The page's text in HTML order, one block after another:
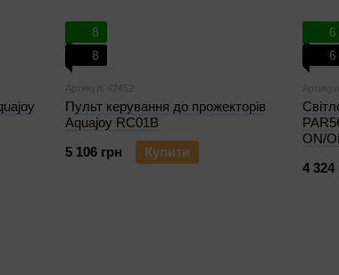
8
8
Артикул: 42452
Пульт керування до прожекторів
Aquajoy RC01B
5 106 грн
Купити
6
6
ON/
4 324